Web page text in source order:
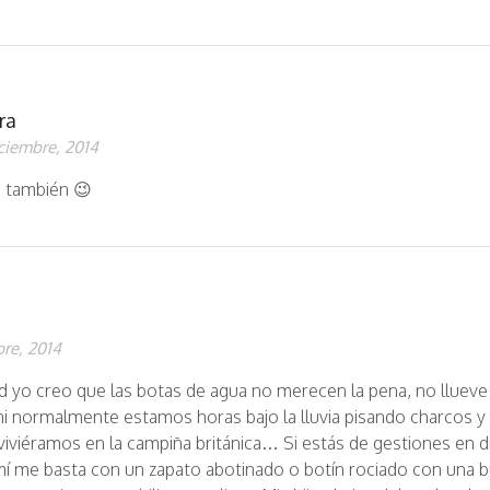
2014
también 😉
2014
yo creo que las botas de agua no merecen la pena, no llueve
estamos horas bajo la lluvia pisando charcos y
en la campiña británica… Si estás de gestiones en
me basta con un zapato abotinado o botín rociado con una